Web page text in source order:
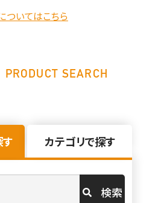
ついてはこちら
PRODUCT SEARCH
カテゴリで探す
検索